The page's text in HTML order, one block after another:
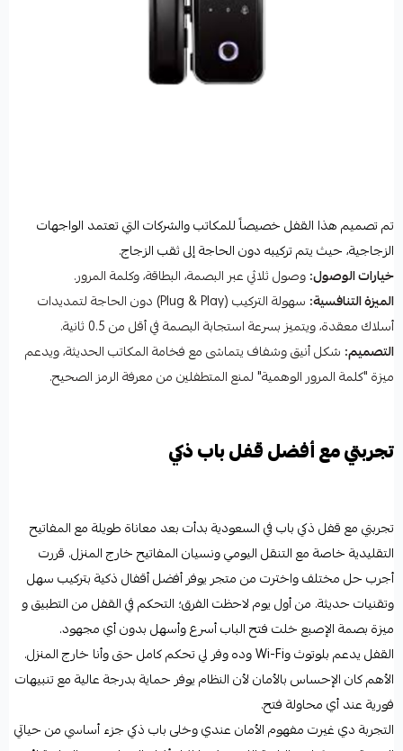
تم تصميم هذا القفل خصيصاً للمكاتب والشركات التي تعتمد الواجهات
الزجاجية، حيث يتم تركيبه دون الحاجة إلى ثقب الزجاج.
خيارات الوصول:وصول ثلاثي عبر البصمة، البطاقة، وكلمة المرور.
الميزة التنافسية:
سهولة التركيب (Plug & Play) دون الحاجة لتمديدات
أسلاك معقدة، ويتميز بسرعة استجابة البصمة في أقل من 0.5 ثانية.
التصميم: شكل أنيق وشفاف يتماشى مع فخامة المكاتب الحديثة، ويدعم
ميزة "كلمة المرور الوهمية" لمنع المتطفلين من معرفة الرمز الصحيح.
تجربتي مع أفضل قفل باب ذكي
تجربتي مع قفل ذكي باب في السعودية بدأت بعد معاناة طويلة مع المفاتيح
التقليدية خاصة مع التنقل اليومي ونسيان المفاتيح خارج المنزل. قررت
أجرب حل مختلف واخترت من متجر يوفر أفضل أقفال ذكية بتركيب سهل
وتقنيات حديثة. من أول يوم لاحظت الفرق؛ التحكم في القفل من التطبيق و
ميزة بصمة الإصبع خلت فتح الباب أسرع وأسهل بدون أي مجهود.
القفل يدعم بلوتوث وWi-Fi وده وفر لي تحكم كامل حتى وأنا خارج المنزل.
الأهم كان الإحساس بالأمان لأن النظام يوفر حماية بدرجة عالية مع تنبيهات
فورية عند أي محاولة فتح.
التجربة دي غيرت مفهوم الأمان عندي وخلى باب ذكي جزء أساسي من حياتي